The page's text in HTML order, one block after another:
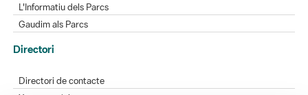
L'Informatiu dels Parcs
Gaudim als Parcs
Directori
Directori de contacte